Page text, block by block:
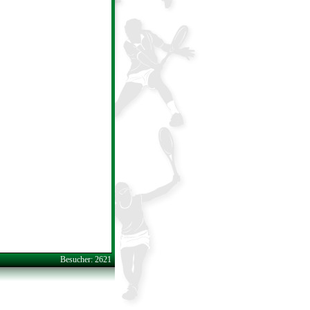
Besucher: 2621